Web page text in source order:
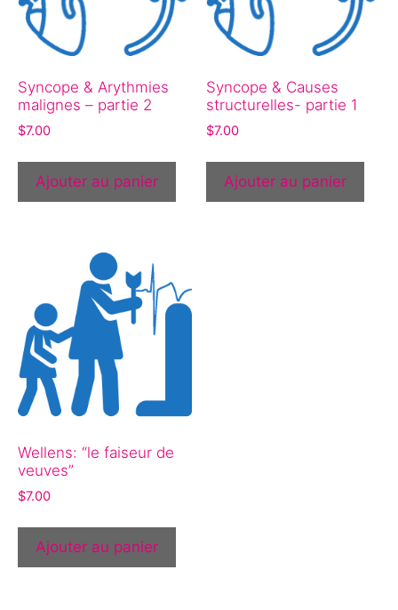
Syncope & Arythmies
malignes – partie 2
$7.00
Ajouter au panier
Syncope & Causes
structurelles- partie 1
$7.00
Ajouter au panier
Wellens: “le faiseur de
veuves”
$7.00
Ajouter au panier